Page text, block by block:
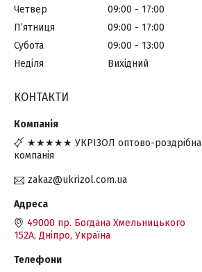
Четвер
09:00
17:00
Пʼятниця
09:00
17:00
Субота
09:00
13:00
Неділя
Вихідний
КОНТАКТИ
★★★★★ УКРІЗОЛ оптово-роздрібна
компанія
zakaz@ukrizol.com.ua
49000 пр. Богдана Хмельницького
152А, Дніпро, Україна